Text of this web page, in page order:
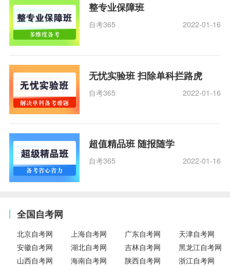
整专业保障班
自考365 2022-01-16
无忧实验班 扫除单科拦路虎
自考365 2022-01-16
超值精品班 随报随学
自考365 2022-01-16
全国自考网
北京自考网 上海自考网 广东自考网
天津自考网
安徽自考网
湖北自考网 吉林自考网
黑龙江自考网
山西自考网
海南自考网 陕西自考网 浙江自考网